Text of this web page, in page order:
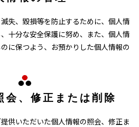
失、毀損等を防止するために、個人情
十分な安全保護に努め、また、個人情
に保つよう、お預かりした個人情報の
会、修正または削除
供いただいた個人情報の照会、修正ま